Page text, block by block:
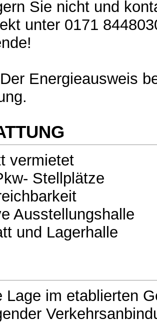
Sie nicht und
unter 0171
Energieausweis
vermietet
Stellplätze
Ausstellungshalle
und Lagerhalle
Lage im etablierten